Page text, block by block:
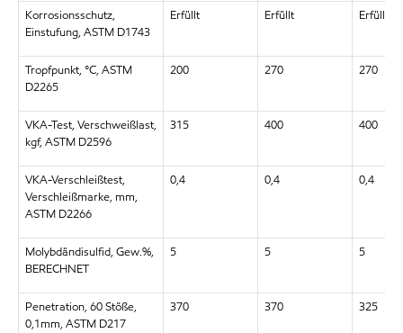
Korrosionsschutz,
Einstufung, ASTM D1743
Erfüllt Erfüllt Erfüllt
Tropfpunkt, °C, ASTM
D2265
200 270 270
VKA-Test, Verschweißlast,
kgf, ASTM D2596
315 400 400
VKA-Verschleißtest,
Verschleißmarke, mm,
ASTM D2266
0,4 0,4 0,4
Molybdändisulfid, Gew.%,
BERECHNET
5 5 5
Penetration, 60 Stöße,
0,1mm, ASTM D217
370 370 325